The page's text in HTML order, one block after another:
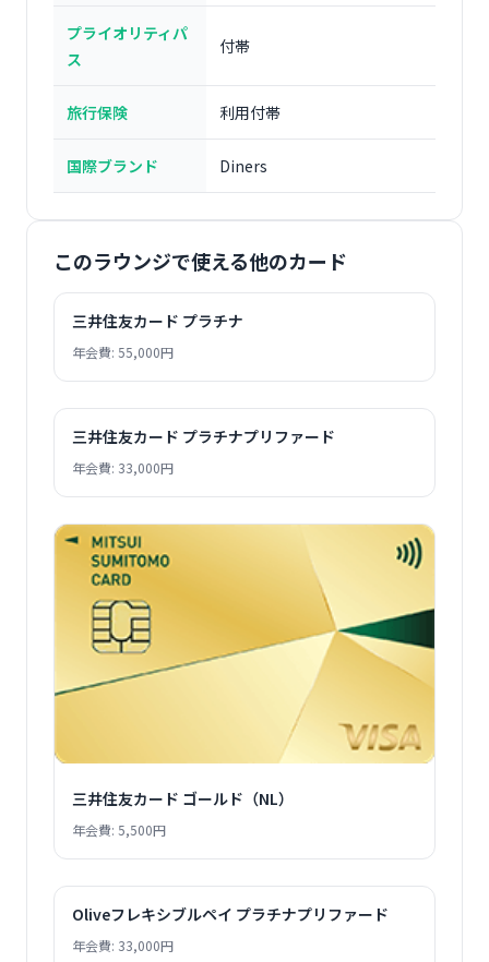
プライオリティパ
ス
付帯
旅行保険 利用付帯
国際ブランド Diners
このラウンジで使える他のカード
三井住友カード プラチナ
年会費: 55,000円
三井住友カード プラチナプリファード
年会費: 33,000円
三井住友カード ゴールド（NL）
年会費: 5,500円
Oliveフレキシブルペイ プラチナプリファード
年会費: 33,000円